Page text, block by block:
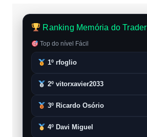
Ranking Memória do Trader
Top do nível Fácil
1º rfoglio
2º vitorxavier2033
3º Ricardo Osório
4º Davi Miguel